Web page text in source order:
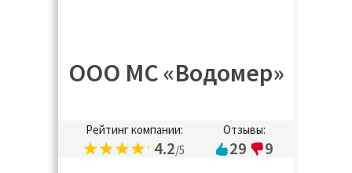
ООО МС «Водомер»
Рейтинг компании:
4.2/5
Отзывы:
29 9